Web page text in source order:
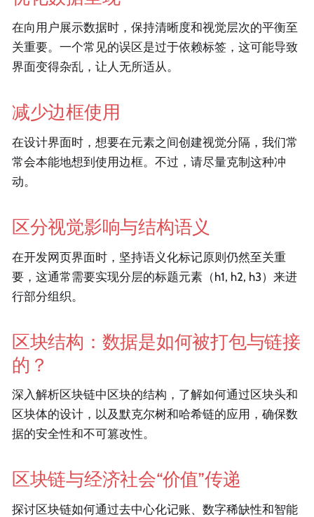
在向用户展示数据时，保持清晰度和视觉层次的平衡至
关重要。一个常见的误区是过于依赖标签，这可能导致
界面变得杂乱，让人无所适从。
减少边框使用
在设计界面时，想要在元素之间创建视觉分隔，我们常
常会本能地想到使用边框。不过，请尽量克制这种冲
动。
区分视觉影响与结构语义
在开发网页界面时，坚持语义化标记原则仍然至关重
要，这通常需要实现分层的标题元素（h1, h2, h3）来进
行部分组织。
区块结构：数据是如何被打包与链接
的？
深入解析区块链中区块的结构，了解如何通过区块头和
区块体的设计，以及默克尔树和哈希链的应用，确保数
据的安全性和不可篡改性。
区块链与经济社会“价值”传递
探讨区块链如何通过去中心化记账、数字稀缺性和智能